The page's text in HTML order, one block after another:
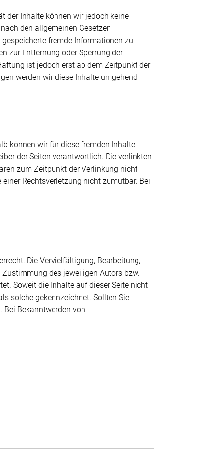
der Inhalte können wir jedoch keine
den allgemeinen Gesetzen
fremde Informationen zu
zur Entfernung oder Sperrung der
ist jedoch erst ab dem Zeitpunkt der
werden wir diese Inhalte umgehend
können wir für diese fremden Inhalte
der Seiten verantwortlich. Die verlinkten
zum Zeitpunkt der Verlinkung nicht
Rechtsverletzung nicht zumutbar. Bei
Die Vervielfältigung, Bearbeitung,
des jeweiligen Autors bzw.
Soweit die Inhalte auf dieser Seite nicht
solche gekennzeichnet. Sollten Sie
Bei Bekanntwerden von